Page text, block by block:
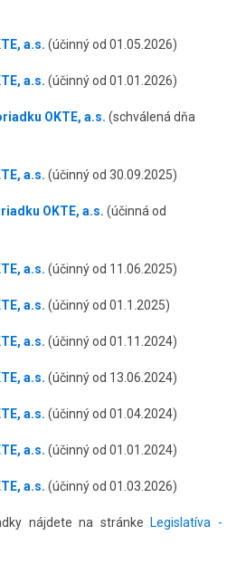
a.s. (účinný od 01.05.2026)
a.s. (účinný od 01.01.2026)
OKTE, a.s. (schválená dňa
a.s. (účinný od 30.09.2025)
OKTE, a.s. (účinná od
a.s. (účinný od 11.06.2025)
a.s. (účinný od 01.1.2025)
a.s. (účinný od 01.11.2024)
a.s. (účinný od 13.06.2024)
a.s. (účinný od 01.04.2024)
a.s. (účinný od 01.01.2024)
a.s. (účinný od 01.03.2026)
nájdete na stránke Legislatíva -